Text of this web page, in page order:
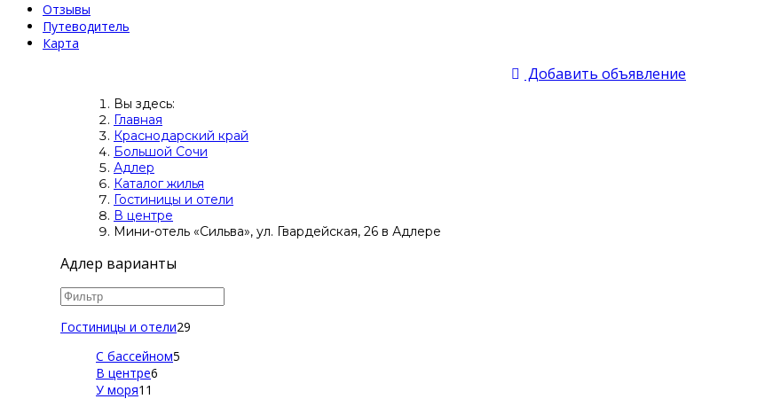
Отзывы
Путеводитель
Карта
Добавить объявление
Вы здесь:
Главная
Краснодарский край
Большой Сочи
Адлер
Каталог жилья
Гостиницы и отели
В центре
Мини-отель «Сильва», ул. Гвардейская, 26 в Адлере
Адлер варианты
Гостиницы и отели29
С бассейном5
В центре6
У моря11